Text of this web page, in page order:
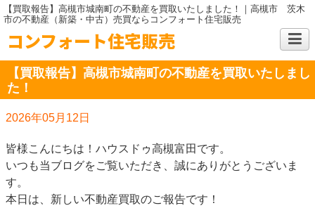
【買取報告】高槻市城南町の不動産を買取いたしました！｜高槻市 茨木
市の不動産（新築・中古）売買ならコンフォート住宅販売
コンフォート住宅販売
【買取報告】高槻市城南町の不動産を買取いたしまし
た！
2026年05月12日
皆様こんにちは！ハウスドゥ高槻富田です。
いつも当ブログをご覧いただき、誠にありがとうございま
す。
本日は、新しい不動産買取のご報告です！